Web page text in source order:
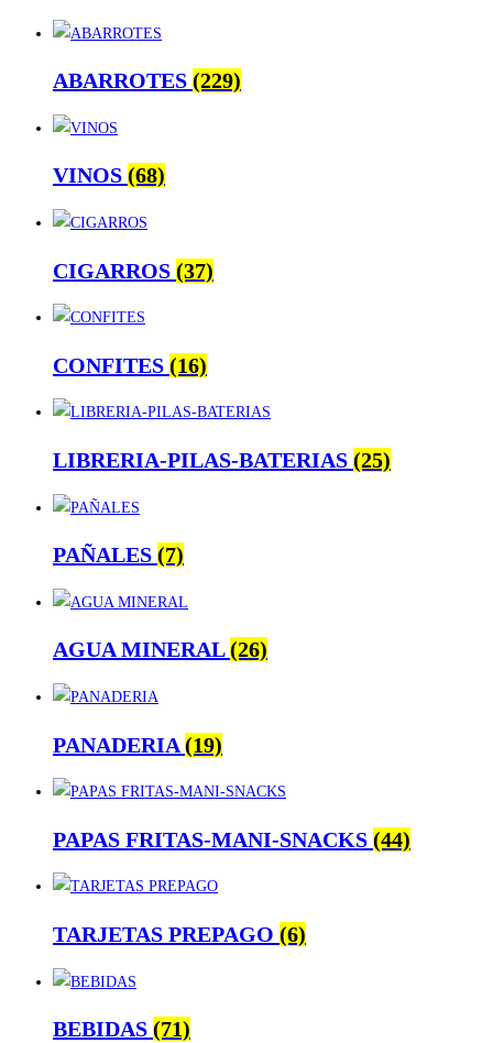
ABARROTES (229)
VINOS (68)
CIGARROS (37)
CONFITES (16)
LIBRERIA-PILAS-BATERIAS (25)
PAÑALES (7)
AGUA MINERAL(26)
PANADERIA(19)
PAPAS FRITAS-MANI-SNACKS (44)
TARJETAS PREPAGO (6)
BEBIDAS (71)